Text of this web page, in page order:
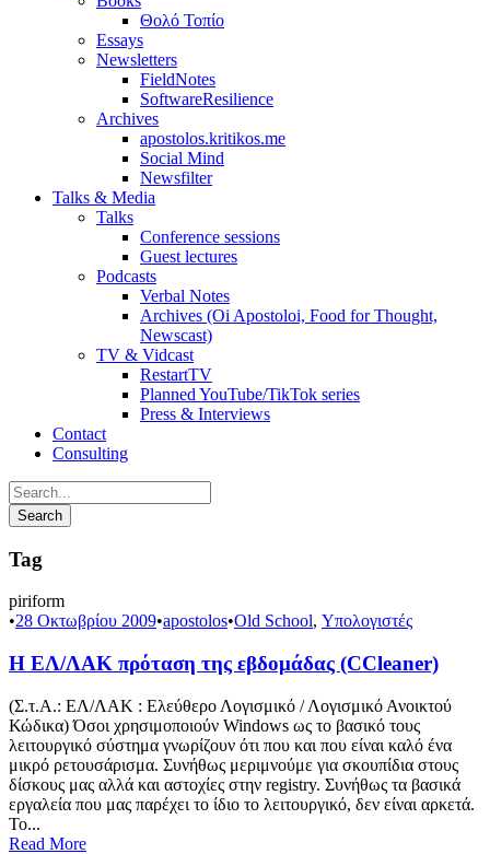
Θολό Τοπίο
Essays
Newsletters
FieldNotes
SoftwareResilience
Archives
apostolos.kritikos.me
Social Mind
Newsfilter
Talks & Media
Talks
Conference sessions
Guest lectures
Podcasts
Verbal Notes
Archives (Oi Apostoloi, Food for Thought,
Newscast)
TV & Vidcast
RestartTV
Planned YouTube/TikTok series
Press & Interviews
Contact
Consulting
Tag
piriform
•28 Οκτωβρίου 2009•apostolos•Old School, Υπολογιστές
Η ΕΛ/ΛΑΚ πρόταση της εβδομάδας (CCleaner)
(Σ.τ.Α.: ΕΛ/ΛΑΚ : Ελεύθερο Λογισμικό / Λογισμικό Ανοικτού
Κώδικα) Όσοι χρησιμοποιούν Windows ως το βασικό τους
λειτουργικό σύστημα γνωρίζουν ότι που και που είναι καλό ένα
μικρό ρετουσάρισμα. Συνήθως μεριμνούμε για σκουπίδια στους
δίσκους μας αλλά και αστοχίες στην registry. Συνήθως τα βασικά
εργαλεία που μας παρέχει το ίδιο το λειτουργικό, δεν είναι αρκετά.
Το...
Read More